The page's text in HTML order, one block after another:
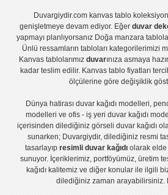
Duvargiydir.com kanvas tablo
genişletmeye devam ediyor. Eğerduvar
yapmayı planlıyorsanız Doğa manzara
Ünlü ressamların tabloları kategorilerimizi
Kanvas tablolarımız duvarınıza asmaya
kadar teslim edilir. Kanvas tablo fiyatları
ölçülerine göre değişiklik
Dünya hatirası duvar kağıdı modelleri,
modelleri ve ofis - iş yeri duvar kağıdı
içerisinden dilediğiniz görseli duvar kağıdı
sunarken; Duvargiydir, dilediğiniz resmi
tasarlayıp resimli duvar kağıdıolarak elde
sunuyor. İçeriklerimiz, portföyümüz, üretim
kağıdı kalitemiz ve diğer konular ile ilgili
dilediğiniz zaman arayabilirsiniz.